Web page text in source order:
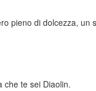
pieno di dolcezza,
te sei Diaolin.